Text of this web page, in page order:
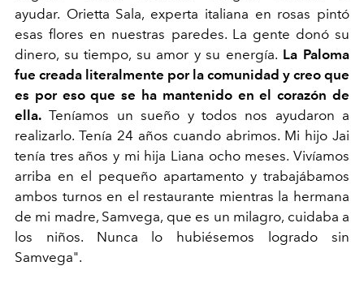
ayudar. Orietta Sala, experta italiana en rosas pintó
esas flores en nuestras paredes. La gente donó su
dinero, su tiempo, su amor y su energía. La Paloma
fue creada literalmente por la comunidad y creo que
es por eso que se ha mantenido en el corazón de
ella. Teníamos un sueño y todos nos ayudaron a
realizarlo. Tenía 24 años cuando abrimos. Mi hijo Jai
tenía tres años y mi hija Liana ocho meses. Vivíamos
arriba en el pequeño apartamento y trabajábamos
ambos turnos en el restaurante mientras la hermana
de mi madre, Samvega, que es un milagro, cuidaba a
los niños. Nunca lo hubiésemos logrado sin
Samvega".